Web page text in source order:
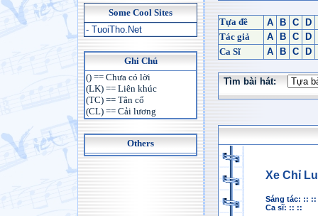
Some Cool Sites
- TuoiTho.Net
Ghi Chú
() == Chưa có lời
(LK) == Liên khúc
(TC) == Tân cổ
(CL) == Cải lương
Others
Tựa đề A B C
D
Tác giả
A B C
D
Ca Sĩ
A B C D
Tìm bài hát:
Xe Chỉ
Sáng tác: :: ::
Ca sĩ: :: ::